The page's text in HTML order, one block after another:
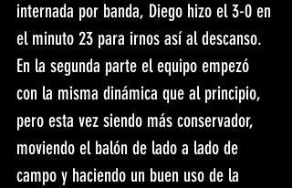
internada por banda, Diego hizo el 3-0 en
el minuto 23 para irnos así al descanso.
En la segunda parte el equipo empezó
con la misma dinámica que al principio,
pero esta vez siendo más conservador,
moviendo el balón de lado a lado de
campo y haciendo un buen uso de la